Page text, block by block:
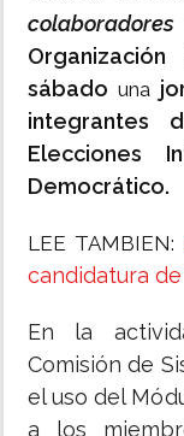
colaboradores
Organización
sábado una
integrantes
Elecciones
Democrático.
LEE TAMBIEN:
candidatura
En la
Comisión de
el uso del
a los